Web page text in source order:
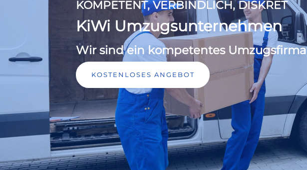
KOMPETENT, VERBINDLICH, DISKRET
KiWi Umzugsunternehmen
Wir sind ein kompetentes Umzugsfirma
KOSTENLOSES ANGEBOT